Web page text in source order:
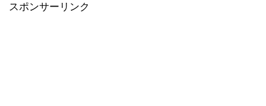
スポンサーリンク